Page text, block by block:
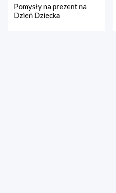
Pomysły na prezent na
Dzień Dziecka